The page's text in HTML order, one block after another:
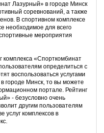
Лазурный» в городе Минск
соревнований, а также
В спортивном комплексе
необходимое для всего
мероприятия
комплекса «Спорткомбинат
определиться с
воспользоваться услугами
городе Минск, то вы можете
портале. Рейтинг
- безусловно очень
другим пользователям
услуг комплексов в